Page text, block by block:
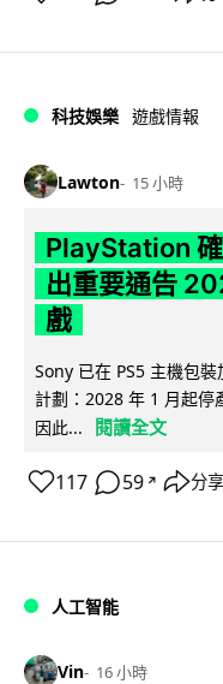
科技娛樂 遊戲情報
Lawton 15 小時
PlayStation
出重要通告
戲
Sony 已在 PS5 主機包
計劃：2028 年 1 月起停
因此...
閱讀全文
117 59 ↗ 分享
人工智能
Vin 16 小時